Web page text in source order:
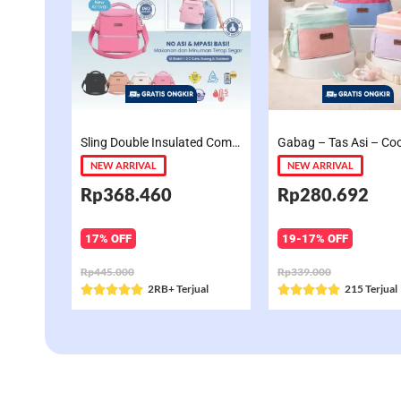
Sling Double Insulated Compartment Cappucino Black, Creamy, Salem, Chocolate
NEW ARRIVAL
Rp368.460
17% OFF
Rp445.000
Rated
5
of
2RB+ Terjual
NEW ARRIVAL
Rp280.692
19-17% OFF
Rp339.000
Rated
5
of
215 Terjual